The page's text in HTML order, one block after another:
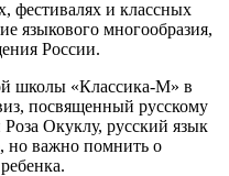
фестивалях и классных
языкового многообразия,
России.
школы «Классика-М» в
посвященный русскому
Окуклу, русский язык
но важно помнить о